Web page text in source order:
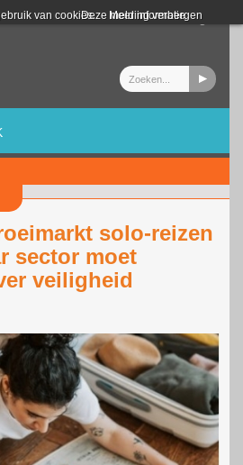
van cookies. Meer informatie
Deze melding verbergen
Login
solo-reizen
sector moet
veiligheid